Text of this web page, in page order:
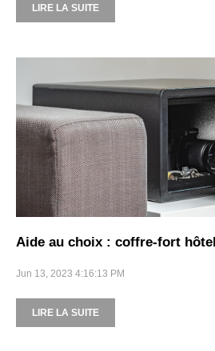
LIRE LA SUITE
Aide au choix : coffre-fort hôtel
Jun 13, 2023 4:16:13 PM
LIRE LA SUITE